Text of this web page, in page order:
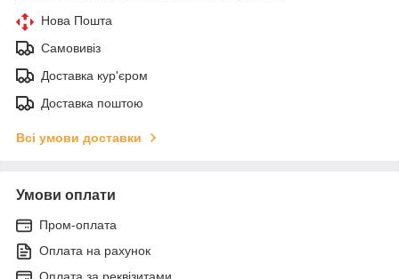
Нова Пошта
Самовивіз
Доставка кур'єром
Доставка поштою
Всі умови доставки
Умови оплати
Пром-оплата
Оплата на рахунок
Оплата за реквізитами